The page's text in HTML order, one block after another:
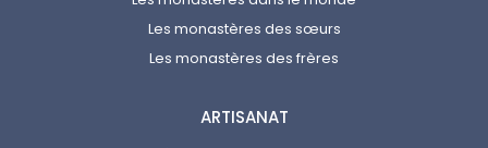
Les monastères des sœurs
Les monastères des frères
ARTISANAT